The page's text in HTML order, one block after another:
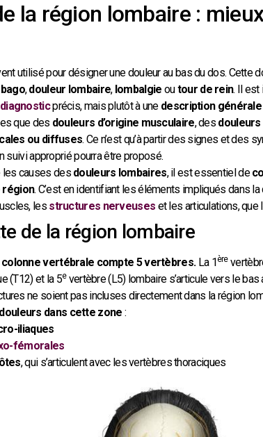
la région lombaire :
utilisé pour désigner une douleur au bas du dos. Cette
,douleur lombaire, lombalgie outour de rein. Il est
diagnosticprécis, mais plutôt à une description générale
que des douleurs d’origine musculaire, des
ou diffuses. Ce n’est qu’à partir des signes et des
suivi approprié pourra être proposé.
les causes des douleurs lombaires, il est essentiel de
région. C’est en identifiant les éléments impliqués dans
les structures nerveuses et les articulations,
de la région lombaire
colonne vertébrale compte 5 vertèbres.La 1ère
(T12) et la 5evertèbre (L5) lombaire s’articule vers le bas
ne soient pas incluses directement dans la région
dans cette zone :
iliaques
fémorales
, qui s’articulent avec les vertèbres thoraciques